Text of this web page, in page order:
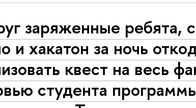
заряженные ребята,
и хакатон за ночь
квест на весь
студента